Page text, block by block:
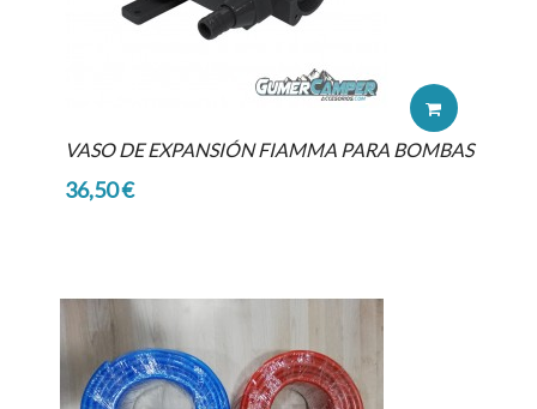
VASO DE EXPANSIÓN FIAMMA PARA BOMBAS
36,50 €